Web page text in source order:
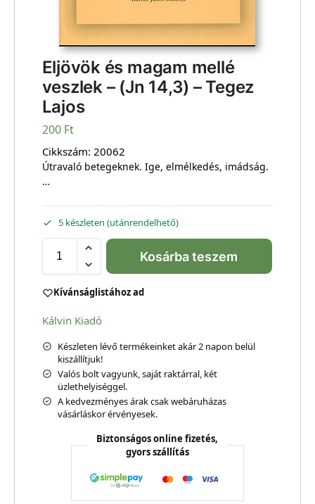
Eljövök és magam mellé
veszlek – (Jn 14,3) – Tegez
Lajos
200 Ft
Cikkszám: 20062
Útravaló betegeknek. Ige, elmélkedés, imádság.
…
5 készleten (utánrendelhető)
Kosárba teszem
Kívánságlistához ad
Kálvin Kiadó
Készleten lévő termékeinket akár 2 napon belül
kiszállítjuk!
Valós bolt vagyunk, saját raktárral, két
üzlethelyiséggel.
A kedvezményes árak csak webáruházas
vásárláskor érvényesek.
Biztonságos online fizetés,
gyors szállítás